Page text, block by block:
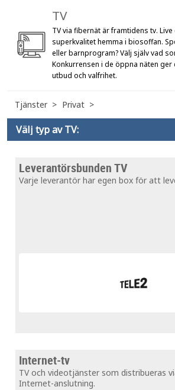
TV
TV via fibernät är framtidens tv.
superkvalitet hemma i biosoffan.
eller barnprogram? Välj själv vad
Konkurrensen i de öppna näten
utbud och valfrihet.
Tjänster Privat
Välj typ av TV:
Leverantörsbunden TV
Varje leverantör har egen box för att
Internet-tv
TV och videotjänster som distribueras
Internet-anslutning.